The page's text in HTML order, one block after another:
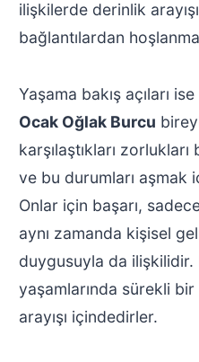
ilişkilerde derinlik
bağlantılardan
Yaşama bakış açıları
Ocak Oğlak Burcu
karşılaştıkları
ve bu durumları aşmak
Onlar için başarı,
aynı zamanda kişisel
duygusuyla da ilişkilidir.
yaşamlarında sürekli
arayışı içindedirler.